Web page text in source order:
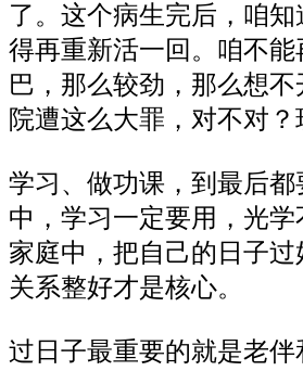
了。这个病生完后，咱知
得再重新活一回。咱不能
巴，那么较劲，那么想
院遭这么大罪，对不对？
学习 、 做功课 ， 到最后都
中，学习一定要用，光
家庭中，把自己的 日子过
关系整好才是核心。
过日子最重要的就是老伴